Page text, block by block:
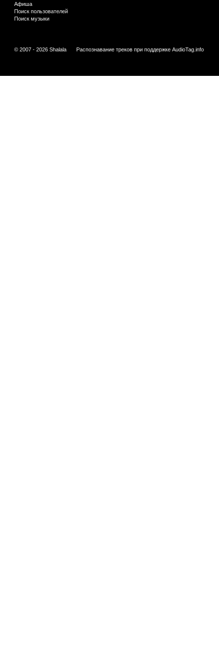
Афиша
Поиск пользователей
Поиск музыки
© 2007 - 2026 Shalala Распознавание треков при поддержке AudioTag.info